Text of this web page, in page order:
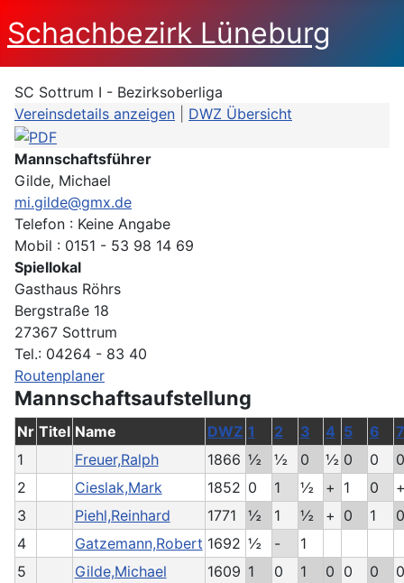
Schachbezirk Lüneburg
SC Sottrum I - Bezirksoberliga
Vereinsdetails anzeigen
DWZ Übersicht
Mannschaftsführer
Gilde, Michael
mi.gilde@gmx.de
Telefon : Keine Angabe
Mobil : 0151 - 53 98 14 69
Spiellokal
Gasthaus Röhrs
Bergstraße 18
27367 Sottrum
Tel.: 04264 - 83 40
Routenplaner
Mannschaftsaufstellung
Nr Titel Name DWZ 1 2 3 4 5 6
7
1
Freuer,Ralph 1866 ½ ½ 0 ½ 0 0
0
2
Cieslak,Mark 1852 0 1 ½ + 1 0
3
Piehl,Reinhard 1771 ½ 1 ½ + 0 1
0
4
Gatzemann,Robert 1692 ½ -
1
5
Gilde,Michael 1609 1 0 1 0 0 0
0